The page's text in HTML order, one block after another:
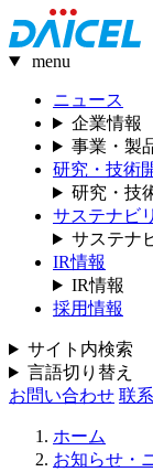
menu
ニュース
企業情報
事業・製
研究・技術
研究・技
サステナビ
サステナ
IR情報
IR情報
採用情報
サイト内検索
言語切り替え
お問い合わせ 联
ホーム
お知らせ・